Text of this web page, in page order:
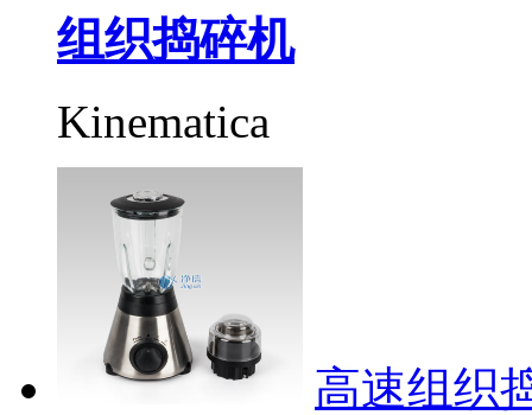
组织捣碎机
Kinematica
高速组织